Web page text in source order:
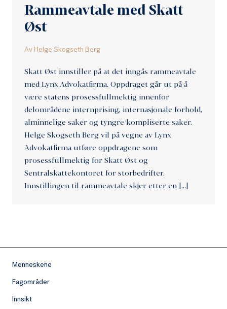
Rammeavtale med Skatt
Øst
Av Helge Skogseth Berg
Skatt Øst innstiller på at det inngås rammeavtale
med Lynx Advokatfirma. Oppdraget går ut på å
være statens prosessfullmektig innenfor
delområdene internprising, internasjonale forhold,
alminnelige saker og tyngre/kompliserte saker.
Helge Skogseth Berg vil på vegne av Lynx
Advokatfirma utføre oppdragene som
prosessfullmektig for Skatt Øst og
Sentralskattekontoret for storbedrifter.
Innstillingen til rammeavtale skjer etter en […]
Menneskene
Fagområder
Innsikt